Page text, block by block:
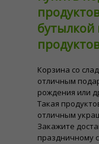
бутылкой
Корзина со
отличным
рождения или
Такая
отличным
Закажите
праздничному